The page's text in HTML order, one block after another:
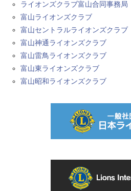
ライオンズクラブ富山合同事務局
富山ライオンズクラブ
富山セントラルライオンズクラブ
富山神通ライオンズクラブ
富山雷鳥ライオンズクラブ
富山東ライオンズクラブ
富山昭和ライオンズクラブ